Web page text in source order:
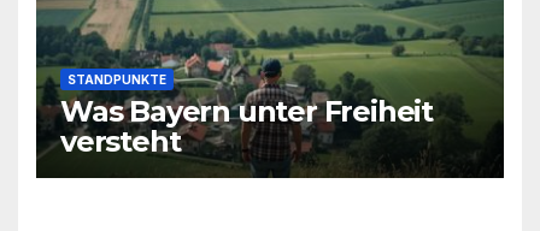
STANDPUNKTE
Was Bayern unter Freiheit
versteht